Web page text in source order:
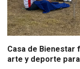
Casa de
arte y deporte